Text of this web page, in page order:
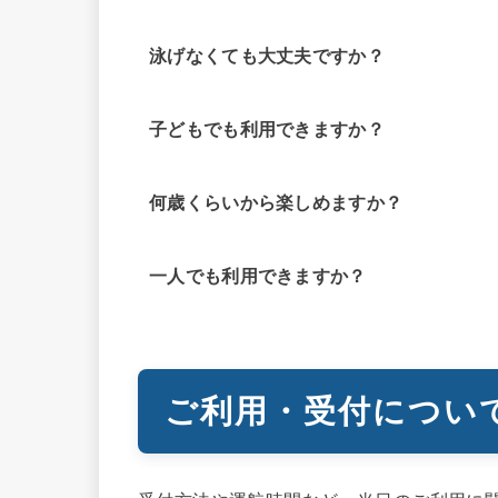
泳げなくても大丈夫ですか？
子どもでも利用できますか？
何歳くらいから楽しめますか？
一人でも利用できますか？
ご利用・受付につい